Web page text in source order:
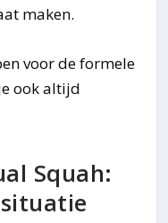
maken.
voor de formele
ook altijd
Squah: